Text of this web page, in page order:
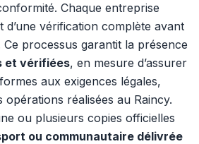
Chaque entreprise
d’une vérification complète avant
Ce processus garantit la présence
et vérifiées, en mesure d’assurer
aux exigences légales,
réalisées au Raincy.
ou plusieurs copies officielles
ou communautaire délivrée